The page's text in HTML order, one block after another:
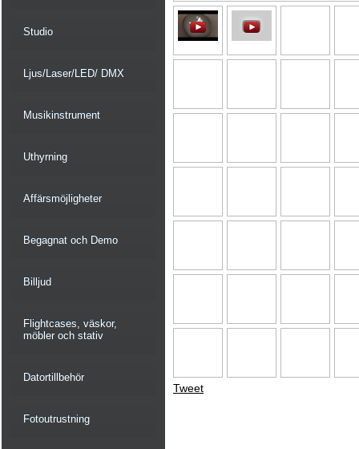
Studio
Ljus/Laser/LED/ DMX
Musikinstrument
Uthyrning
Affärsmöjligheter
Begagnat och Demo
Billjud
Flightcases, väskor,
möbler och stativ
Datortillbehör
Fotoutrustning
Tweet